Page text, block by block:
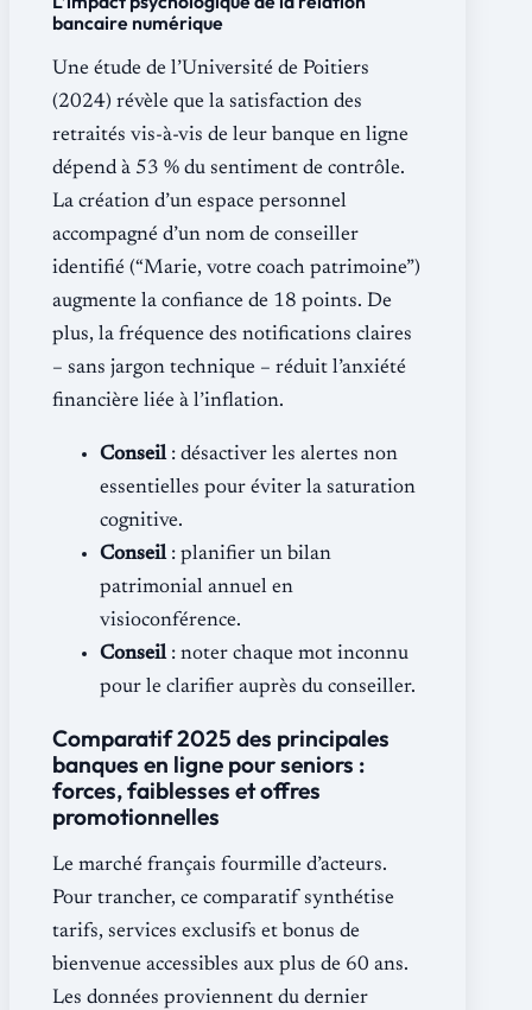
bancaire numérique
Une étude de l’Université de Poitiers
(2024) révèle que la satisfaction des
retraités vis-à-vis de leur banque en ligne
dépend à 53 % du sentiment de contrôle.
La création d’un espace personnel
accompagné d’un nom de conseiller
identifié (“Marie, votre coach patrimoine”)
augmente la confiance de 18 points. De
plus, la fréquence des notifications claires
– sans jargon technique – réduit l’anxiété
financière liée à l’inflation.
Conseil: désactiver les alertes non
essentielles pour éviter la saturation
cognitive.
Conseil: planifier un bilan
patrimonial annuel en
visioconférence.
Conseil: noter chaque mot inconnu
pour le clarifier auprès du conseiller.
Comparatif 2025 des principales
banques en ligne pour seniors :
forces, faiblesses et offres
promotionnelles
Le marché français fourmille d’acteurs.
Pour trancher, ce comparatif synthétise
tarifs, services exclusifs et bonus de
bienvenue accessibles aux plus de 60 ans.
Les données proviennent du dernier